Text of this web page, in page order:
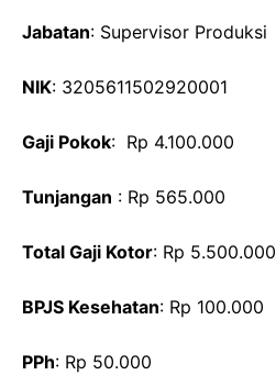
Jabatan: Supervisor Produksi
NIK: 3205611502920001
Gaji Pokok: Rp 4.100.000
Tunjangan : Rp 565.000
Total Gaji Kotor: Rp 5.500.000
BPJS Kesehatan: Rp 100.000
PPh: Rp 50.000